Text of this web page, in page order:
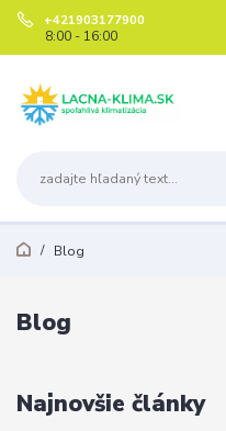
+421903177900
8:00 - 16:00
Blog
Blog
Najnovšie články